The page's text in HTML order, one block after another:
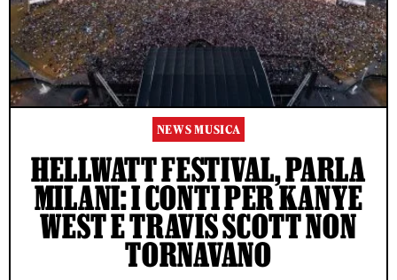
NEWS MUSICA
HELLWATT FESTIVAL, PARLA
MILANI: I CONTI PER KANYE
WEST E TRAVIS SCOTT NON
TORNAVANO